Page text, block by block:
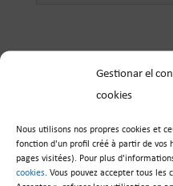
Gestionar el
cookies
Nous utilisons nos propres cookies et
fonction d'un profil créé à partir de vos
pages visitées). Pour plus
cookies. Vous pouvez accepter tous les

NOUS SOMMES EN
Rue Garzas, 12
Zone industrielle EL